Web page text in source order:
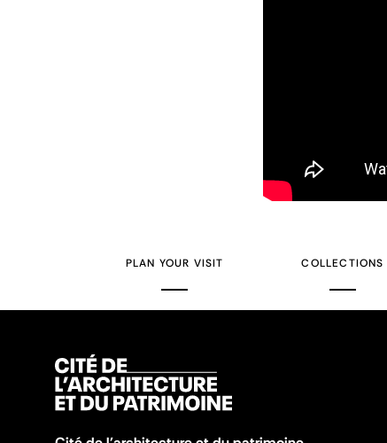
PLAN YOUR VISIT COLLECTIONS